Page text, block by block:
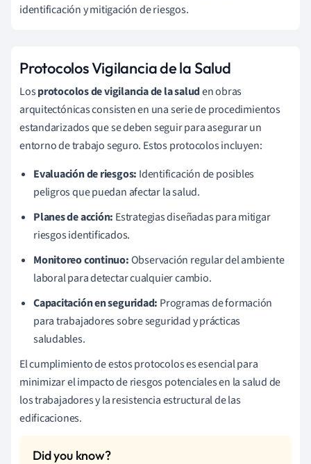
identificación y mitigación de riesgos.
Protocolos Vigilancia de la Salud
Losprotocolos de vigilancia de la saluden obras
arquitectónicas consisten en una serie de procedimientos
estandarizados que se deben seguir para asegurar un
entorno de trabajo seguro. Estos protocolos incluyen:
Evaluación de riesgos: Identificación de posibles
peligros que puedan afectar la salud.
Planes de acción: Estrategias diseñadas para mitigar
riesgos identificados.
Monitoreo continuo:Observación regular del ambiente
laboral para detectar cualquier cambio.
Capacitación en seguridad: Programas de formación
para trabajadores sobre seguridad y prácticas
saludables.
El cumplimiento de estos protocolos es esencial para
minimizar el impacto de riesgos potenciales en la salud de
los trabajadores y la resistencia estructural de las
edificaciones.